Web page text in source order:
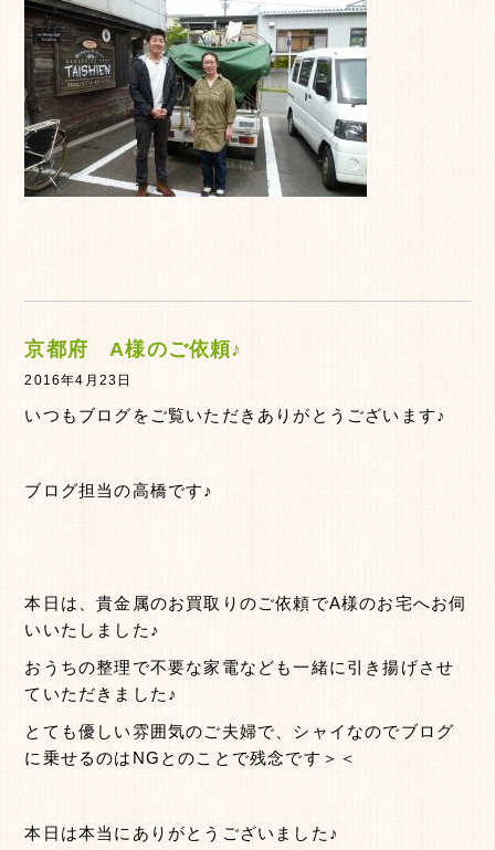
京都府 A様のご依頼♪
2016年4月23日
いつもブログをご覧いただきありがとうございます♪
ブログ担当の高橋です♪
本日は、貴金属のお買取りのご依頼でA様のお宅へお伺
いいたしました♪
おうちの整理で不要な家電なども一緒に引き揚げさせ
ていただきました♪
とても優しい雰囲気のご夫婦で、シャイなのでブログ
に乗せるのはNGとのことで残念です＞＜
本日は本当にありがとうございました♪